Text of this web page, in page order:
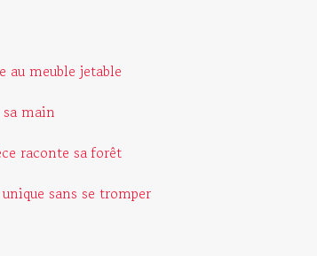
au meuble jetable
main
raconte sa forêt
sans se tromper